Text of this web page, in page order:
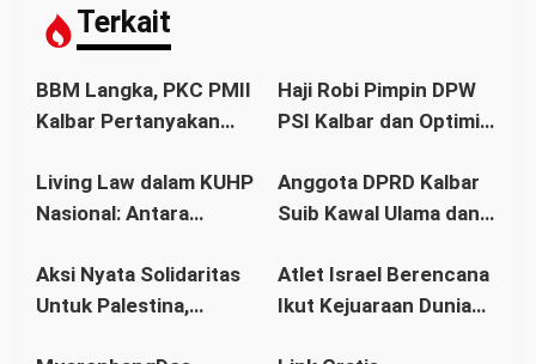
s
p
o
Terkait
BBM Langka, PKC PMII
Kalbar Pertanyakan
Terkait Stok BBM
Aman
Haji Robi Pimpin DPW
PSI Kalbar dan Optimis
Living Law dalam KUHP
Nasional: Antara
Legalitas
Anggota DPRD Kalbar
Suib Kawal Ulama dan
Aksi Nyata Solidaritas
Untuk Palestina,
Atlet Israel Berencana
Ikut Kejuaraan Dunia